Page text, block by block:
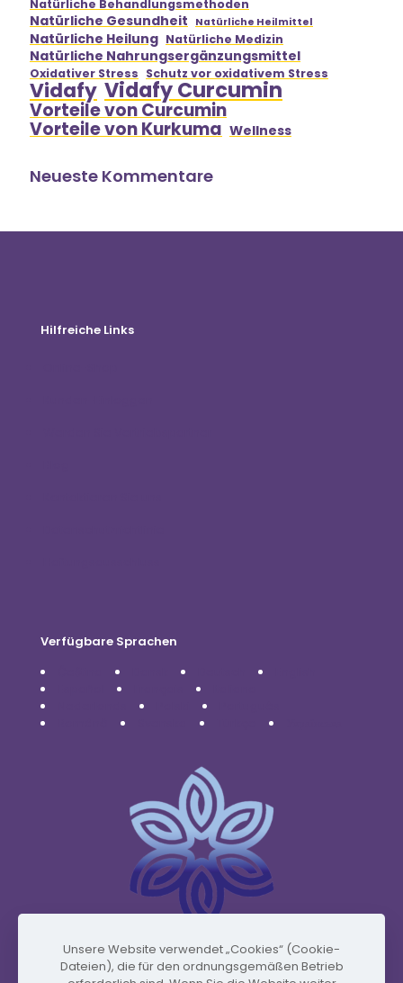
Natürliche Behandlungsmethoden
Natürliche Gesundheit Natürliche Heilmittel
Natürliche Heilung Natürliche Medizin
Natürliche Nahrungsergänzungsmittel
Oxidativer Stress Schutz vor oxidativem Stress
Vidafy Vidafy Curcumin
Vorteile von Curcumin
Vorteile von Kurkuma Wellness
Neueste Kommentare
Hilfreiche Links
Verfügbare Sprachen
www.vidafyglobal.com
Unsere Website verwendet „Cookies“ (Cookie-
Dateien), die für den ordnungsgemäßen Betrieb